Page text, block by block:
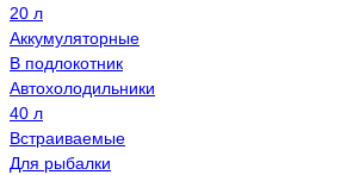
20 л
Аккумуляторные
В подлокотник
Автохолодильники
40 л
Встраиваемые
Для рыбалки